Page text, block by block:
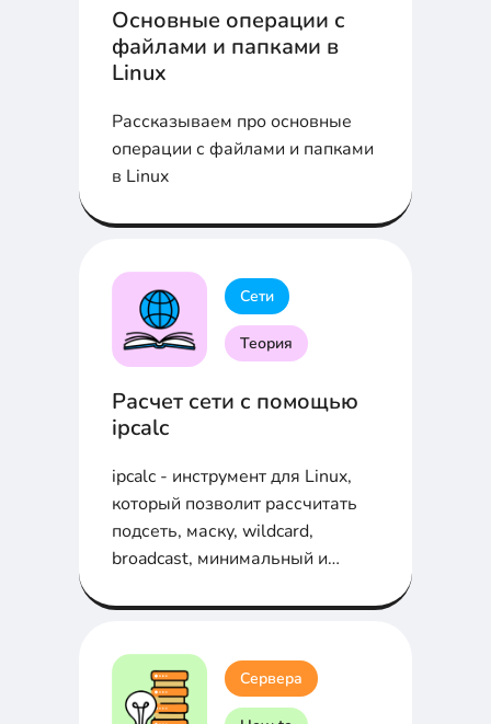
Основные операции с
файлами и папками в
Linux
Рассказываем про основные
операции с файлами и папками
в Linux
Сети
Теория
Расчет сети с помощью
ipcalc
ipcalc - инструмент для Linux,
который позволит рассчитать
подсеть, маску, wildcard,
broadcast, минимальный и
Сервера